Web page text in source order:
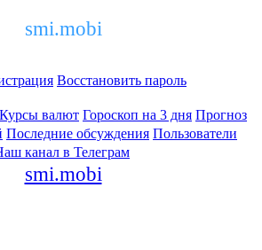
smi.mobi
Восстановить пароль
Курсы валют Гороскоп на 3 дня Прогноз
Последние обсуждения Пользователи
канал в Телеграм
smi.mobi